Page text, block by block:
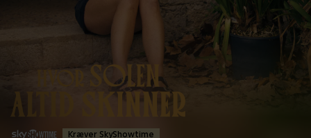
Kræver SkyShowtime